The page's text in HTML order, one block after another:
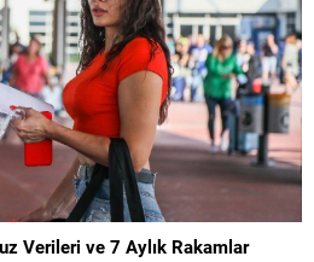
Verileri ve 7 Aylık Rakamlar